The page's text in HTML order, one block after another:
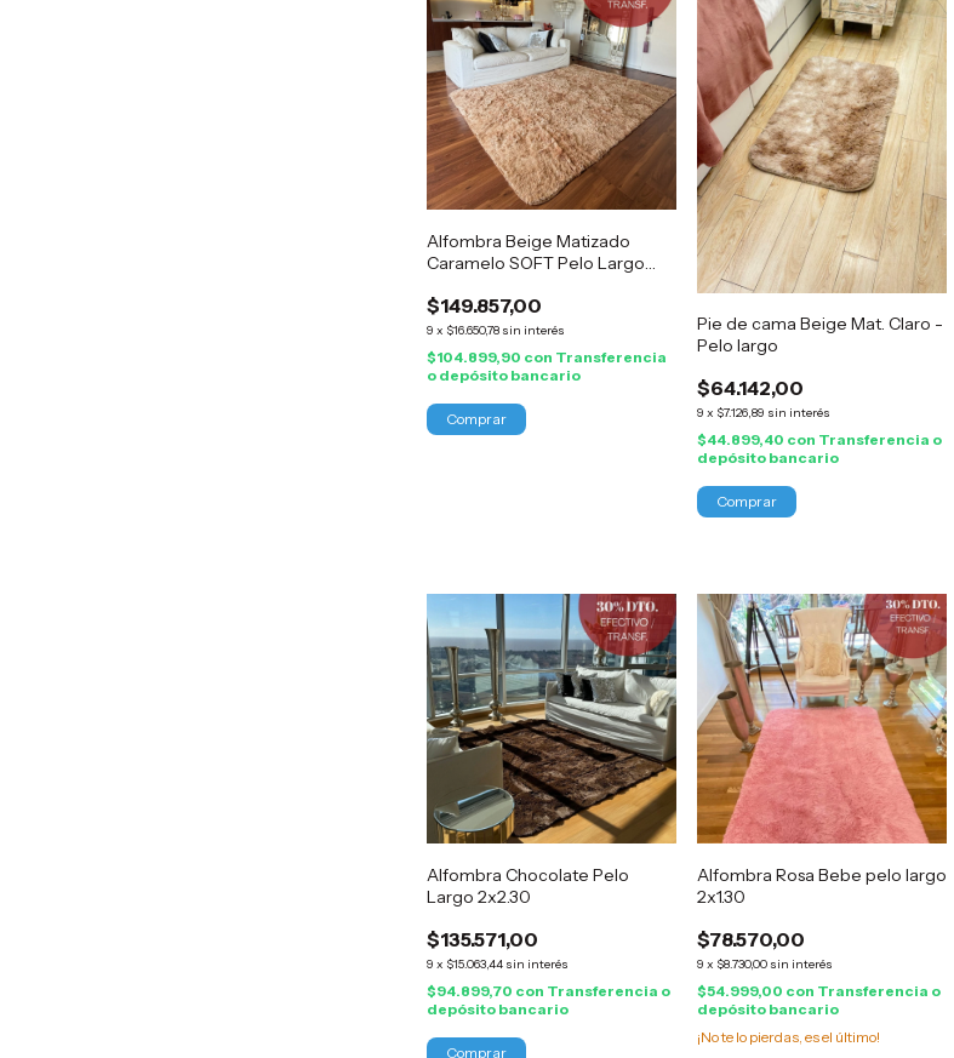
Alfombra Beige Matizado
Caramelo SOFT Pelo Largo
$149.857,00
9 x $16.650,78 sin interés
$104.899,90 con Transferencia
o depósito bancario
Pie de cama Beige Mat. Claro -
Pelo largo
$64.142,00
9 x $7.126,89 sin interés
$44.899,40 con Transferencia o
depósito bancario
Alfombra Chocolate Pelo
Largo 2x2.30
$135.571,00
9 x $15.063,44 sin interés
$94.899,70 con Transferencia o
depósito bancario
Alfombra Rosa Bebe pelo largo
2x1.30
$78.570,00
9 x $8.730,00 sin interés
$54.999,00 con Transferencia o
depósito bancario
¡No te lo pierdas, es el último!